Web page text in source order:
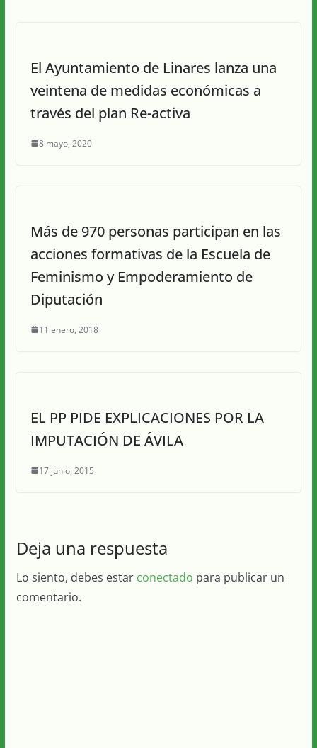
El Ayuntamiento de Linares lanza una
veintena de medidas económicas a
través del plan Re-activa
8 mayo, 2020
Más de 970 personas participan en las
acciones formativas de la Escuela de
Feminismo y Empoderamiento de
Diputación
11 enero, 2018
EL PP PIDE EXPLICACIONES POR LA
IMPUTACIÓN DE ÁVILA
17 junio, 2015
Deja una respuesta
Lo siento, debes estar conectado para publicar un
comentario.